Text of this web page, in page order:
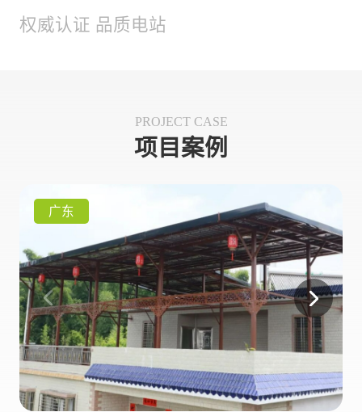
权威认证 品质电站
PROJECT CASE
项目案例
广东